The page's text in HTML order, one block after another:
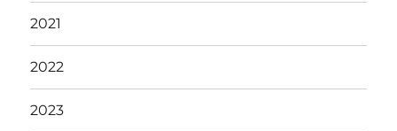
2021
2022
2023